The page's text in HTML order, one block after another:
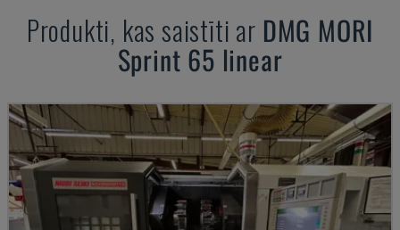
Produkti, kas saistīti ar DMG MORI
Sprint 65 linear